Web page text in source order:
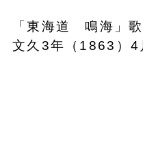
「東海道 鳴海」
文久3年（1863）